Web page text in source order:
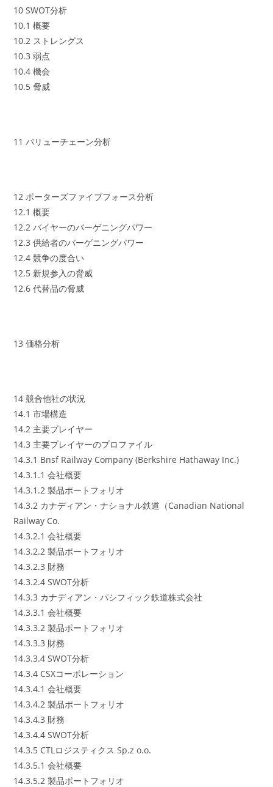
10 SWOT分析
10.1 概要
10.2 ストレングス
10.3 弱点
10.4 機会
10.5 脅威
11 バリューチェーン分析
12 ポーターズファイブフォース分析
12.1 概要
12.2 バイヤーのバーゲニングパワー
12.3 供給者のバーゲニングパワー
12.4 競争の度合い
12.5 新規参入の脅威
12.6 代替品の脅威
13 価格分析
14 競合他社の状況
14.1 市場構造
14.2 主要プレイヤー
14.3 主要プレイヤーのプロファイル
14.3.1 Bnsf Railway Company (Berkshire Hathaway Inc.)
14.3.1.1 会社概要
14.3.1.2 製品ポートフォリオ
14.3.2 カナディアン・ナショナル鉄道（Canadian National
Railway Co.
14.3.2.1 会社概要
14.3.2.2 製品ポートフォリオ
14.3.2.3 財務
14.3.2.4 SWOT分析
14.3.3 カナディアン・パシフィック鉄道株式会社
14.3.3.1 会社概要
14.3.3.2 製品ポートフォリオ
14.3.3.3 財務
14.3.3.4 SWOT分析
14.3.4 CSXコーポレーション
14.3.4.1 会社概要
14.3.4.2 製品ポートフォリオ
14.3.4.3 財務
14.3.4.4 SWOT分析
14.3.5 CTLロジスティクス Sp.z o.o.
14.3.5.1 会社概要
14.3.5.2 製品ポートフォリオ